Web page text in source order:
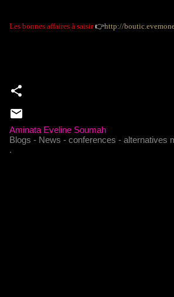
Les bonnes affaires à saisir 👉http://
Aminata Eveline Soumah
Blogs - News - conferences - alternatives
.